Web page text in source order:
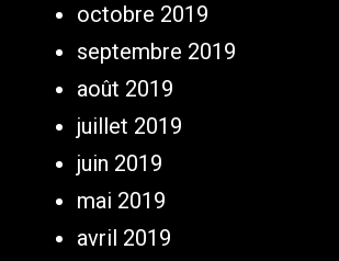
octobre 2019
septembre 2019
août 2019
juillet 2019
juin 2019
mai 2019
avril 2019